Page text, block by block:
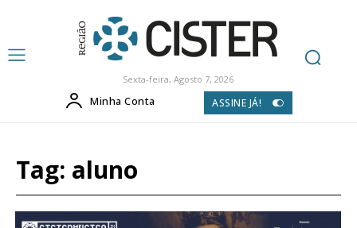
Sexta-feira, Agosto 7, 2026
Minha Conta ASSINE JÁ!
Tag: aluno